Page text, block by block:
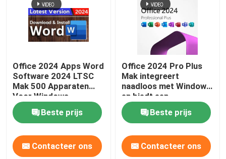
Office 2024 Apps Word
Software 2024 LTSC
Mak 500 Apparaten
Voor Windows
Beste prijs
Contacteer ons
Office 2024 Pro Plus
Mak integreert
naadloos met Windows
en biedt een
vertrouwde en
gebruikerservaring
Beste prijs
Contacteer ons